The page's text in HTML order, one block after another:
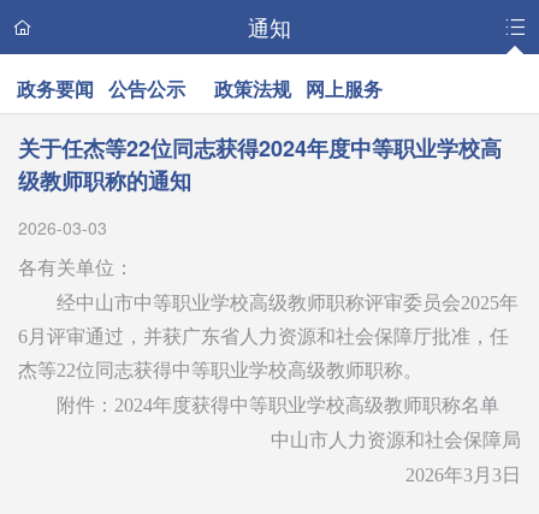
通知
政务要闻 公告公示 政策法规 网上服务
关于任杰等22位同志获得2024年度中等职业学校高
级教师职称的通知
2026-03-03
各有关单位：
经中山市中等职业学校高级教师职称评审委员会2025年
6月评审通过，并获广东省人力资源和社会保障厅批准，任
杰等22位同志获得中等职业学校高级教师职称。
附件：2024年度获得中等职业学校高级教师职称名单
中山市人力资源和社会保障局
2026年3月3日